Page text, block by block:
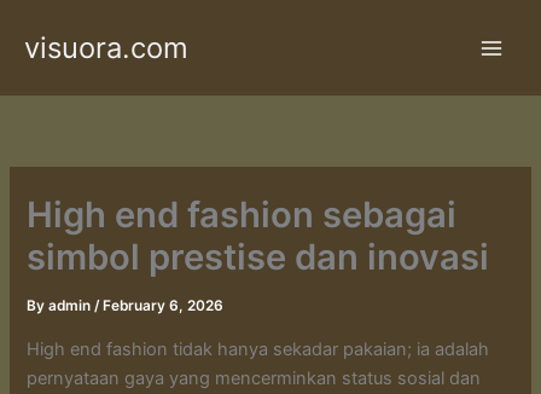
visuora.com
High end fashion sebagai
simbol prestise dan inovasi
Byadmin/ February 6, 2026
High end fashion tidak hanya sekadar pakaian; ia adalah
pernyataan gaya yang mencerminkan status sosial dan